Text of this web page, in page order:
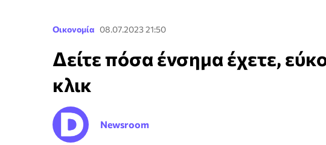
Οικονομία 08.07.2023 21:50
Δείτε πόσα ένσημα έχετε,
κλικ
Newsroom